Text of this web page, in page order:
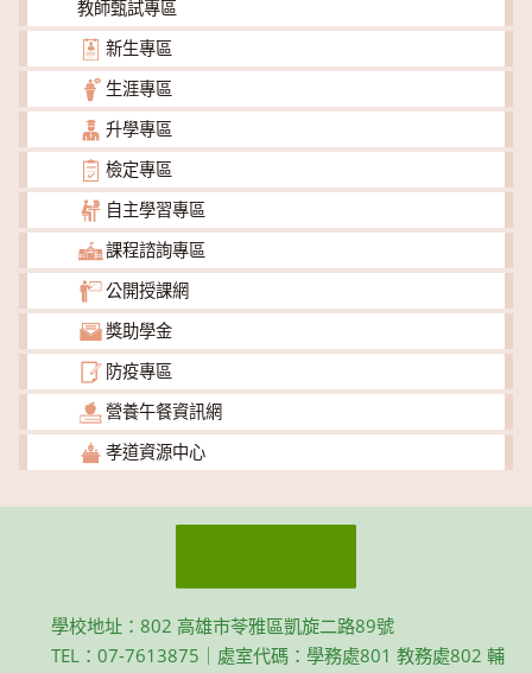
教師甄試專區
新生專區
生涯專區
升學專區
檢定專區
自主學習專區
課程諮詢專區
公開授課網
獎助學金
防疫專區
營養午餐資訊網
孝道資源中心
學校地址：802 高雄市苓雅區凱旋二路89號
TEL：07-7613875｜處室代碼：學務處801 教務處802 輔